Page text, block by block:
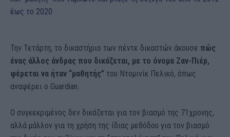
Την Τετάρτη, το δικαστήριο των πέντε δικαστών άκουσε πώς
ένας άλλος άνδρας που δικάζεται, με το όνομα Ζαν-Πιέρ,
φέρεται να ήταν “μαθητής” του Ντομινίκ Πελικό, όπως
αναφέρει ο Guardian.
Ο συγκεκριμένος δεν δικάζεται για τον βιασμό της 71χρονης,
αλλά μάλλον για τη χρήση της ίδιας μεθόδου για τον βιασμό